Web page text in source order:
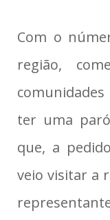
Com o
região,
ter uma
que, a
veio visitar a